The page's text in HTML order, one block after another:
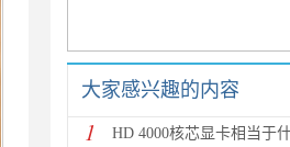
大家感兴趣的内容
1 HD 4000核芯显卡相当于什